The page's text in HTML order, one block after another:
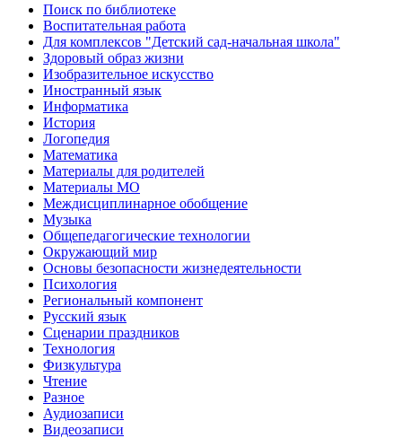
Поиск по библиотеке
Воспитательная работа
Для комплексов "Детский сад-начальная школа"
Здоровый образ жизни
Изобразительное искусство
Иностранный язык
Информатика
История
Логопедия
Математика
Материалы для родителей
Материалы МО
Междисциплинарное обобщение
Музыка
Общепедагогические технологии
Окружающий мир
Основы безопасности жизнедеятельности
Психология
Региональный компонент
Русский язык
Сценарии праздников
Технология
Физкультура
Чтение
Разное
Аудиозаписи
Видеозаписи